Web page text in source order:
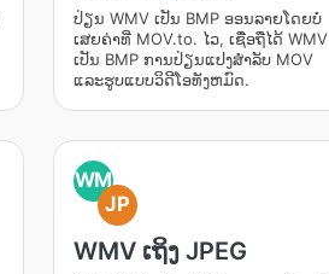
ປ່ຽນ WMV ເປັນ BMP ອອນລາຍໂດຍບໍ່
ເສຍຄ່າທີ່ MOV.to. ໄວ, ເຊື່ອຖືໄດ້ WMV
ເປັນ BMP ການປ່ຽນແປງສໍາລັບ MOV
ແລະຮູບແບບວິດີໂອທັງຫມົດ.
WM
JP
WMV ເຖິງ JPEG